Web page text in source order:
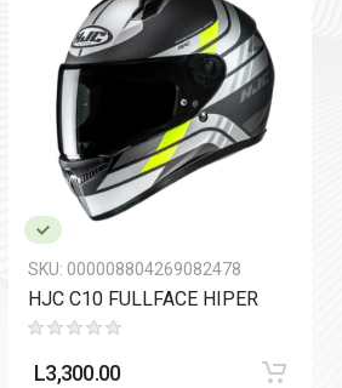
SKU: 000008804269082478
HJC C10 FULLFACE HIPER
L3,300.00